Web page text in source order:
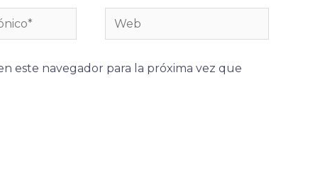
Web
este navegador para la próxima vez que